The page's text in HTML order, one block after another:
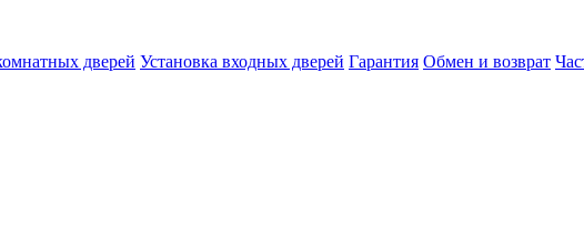
дверей Установка входных дверей Гарантия Обмен и возврат